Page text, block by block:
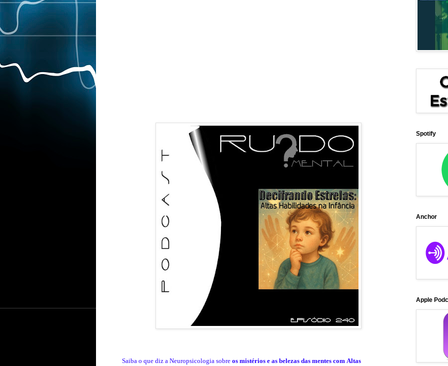
Saiba o que diz a Neuropsicologia sobre os mistérios e as belezas das mentes com Altas
Spotify
Anchor
Apple